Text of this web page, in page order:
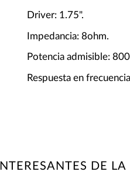
Driver: 1.75".
Impedancia: 8ohm.
Potencia admisible:
Respuesta en
DE